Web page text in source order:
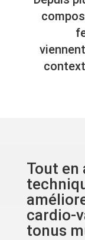
Tout en
cardio-
tonus